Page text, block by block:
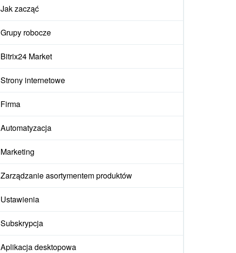
Jak zacząć
Grupy robocze
Bitrix24 Market
Strony internetowe
Firma
Automatyzacja
Marketing
Zarządzanie asortymentem produktów
Ustawienia
Subskrypcja
Aplikacja desktopowa